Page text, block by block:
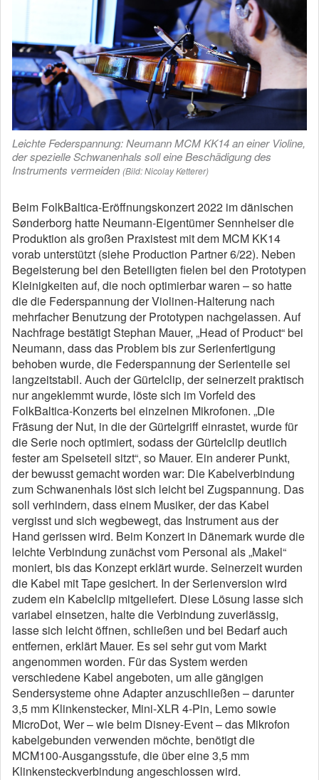
Leichte Federspannung: Neumann MCM KK14 an einer Violine,
der spezielle Schwanenhals soll eine Beschädigung des
Instruments vermeiden (Bild: Nicolay Ketterer)
Beim FolkBaltica-Eröffnungskonzert 2022 im dänischen
Sønderborg hatte Neumann-Eigentümer Sennheiser die
Produktion als großen Praxistest mit dem MCM KK14
vorab unterstützt (siehe Production Partner 6/22). Neben
Begeisterung bei den Beteiligten fielen bei den Prototypen
Kleinigkeiten auf, die noch optimierbar waren – so hatte
die die Federspannung der Violinen-Halterung nach
mehrfacher Benutzung der Prototypen nachgelassen. Auf
Nachfrage bestätigt Stephan Mauer, „Head of Product“ bei
Neumann, dass das Problem bis zur Serienfertigung
behoben wurde, die Federspannung der Serienteile sei
langzeitstabil. Auch der Gürtelclip, der seinerzeit praktisch
nur angeklemmt wurde, löste sich im Vorfeld des
FolkBaltica-Konzerts bei einzelnen Mikrofonen. „Die
Fräsung der Nut, in die der Gürtelgriff einrastet, wurde für
die Serie noch optimiert, sodass der Gürtelclip deutlich
fester am Speiseteil sitzt“, so Mauer. Ein anderer Punkt,
der bewusst gemacht worden war: Die Kabelverbindung
zum Schwanenhals löst sich leicht bei Zugspannung. Das
soll verhindern, dass einem Musiker, der das Kabel
vergisst und sich wegbewegt, das Instrument aus der
Hand gerissen wird. Beim Konzert in Dänemark wurde die
leichte Verbindung zunächst vom Personal als „Makel“
moniert, bis das Konzept erklärt wurde. Seinerzeit wurden
die Kabel mit Tape gesichert. In der Serienversion wird
zudem ein Kabelclip mitgeliefert. Diese Lösung lasse sich
variabel einsetzen, halte die Verbindung zuverlässig,
lasse sich leicht öffnen, schließen und bei Bedarf auch
entfernen, erklärt Mauer. Es sei sehr gut vom Markt
angenommen worden. Für das System werden
verschiedene Kabel angeboten, um alle gängigen
Sendersysteme ohne Adapter anzuschließen – darunter
3,5 mm Klinkenstecker, Mini-XLR 4-Pin, Lemo sowie
MicroDot, Wer – wie beim Disney-Event – das Mikrofon
kabelgebunden verwenden möchte, benötigt die
MCM100-Ausgangsstufe, die über eine 3,5 mm
Klinkensteckverbindung angeschlossen wird.